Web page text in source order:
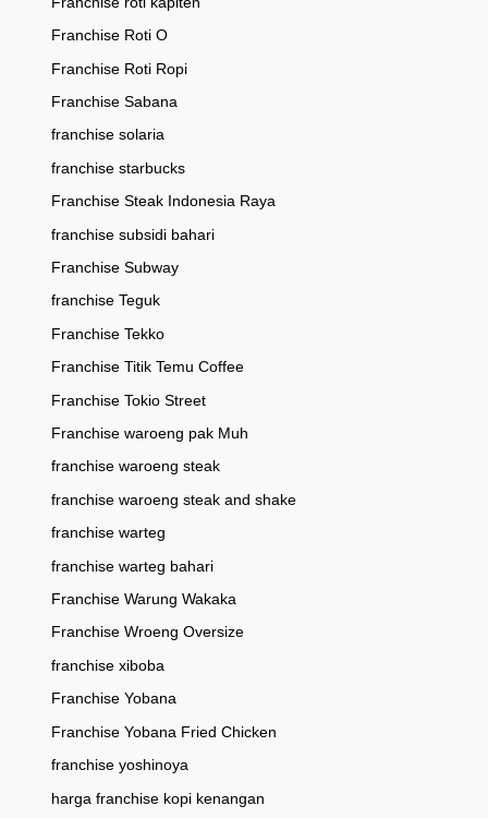
Franchise Roti O
Franchise Roti Ropi
Franchise Sabana
franchise solaria
franchise starbucks
Franchise Steak Indonesia Raya
franchise subsidi bahari
Franchise Subway
franchise Teguk
Franchise Tekko
Franchise Titik Temu Coffee
Franchise Tokio Street
Franchise waroeng pak Muh
franchise waroeng steak
franchise waroeng steak and shake
franchise warteg
franchise warteg bahari
Franchise Warung Wakaka
Franchise Wroeng Oversize
franchise xiboba
Franchise Yobana
Franchise Yobana Fried Chicken
franchise yoshinoya
harga franchise kopi kenangan